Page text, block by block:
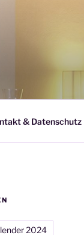
& Datenschutz
2024